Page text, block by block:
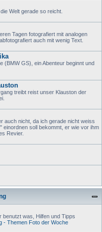
Welt gerade so reicht.
Tagen fotografiert mit analogen
auch mit wenig Text.
(BMW GS), ein Abenteur beginnt und
treibt reist unser Klauston der
auch nicht, da ich gerade nicht weiss
einordnen soll bekommt, er wie vor ihm
Revier.
was, Hilfen und Tipps
- Themen Foto der Woche